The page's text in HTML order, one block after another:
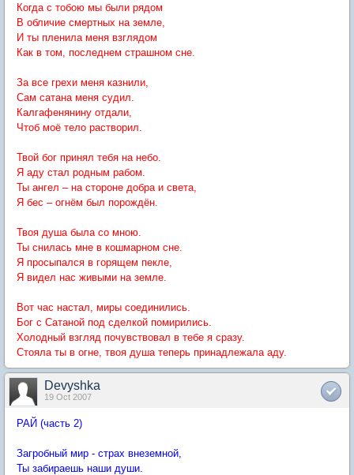
Когда с тобою мы были рядом
В обличие смертных на земле,
И ты пленила меня взглядом
Как в том, последнем страшном сне.
За все грехи меня казнили,
Сам сатана меня судил.
Калгафенянину отдали,
Чтоб моё тело растворил.
Твой бог принял тебя на небо.
Я аду стал родным рабом.
Ты ангел – на стороне добра и света,
Я бес – огнём был порождён.
Твоя душа была со мною.
Ты снилась мне в кошмарном сне.
Я просыпался в горящем пекле,
Я видел нас живыми на земле.
Вот час настал, миры соединились.
Бог с Сатаной под сделкой помирились.
Холодный взгляд почувствовал в тебе я сразу.
Стояла ты в огне, твоя душа теперь принадлежала аду.
Devyshka
19 Oct 2007
РАЙ (часть 2)
Загробный мир - страх внеземной,
Ты забираешь наши души.